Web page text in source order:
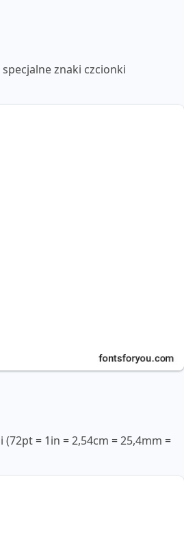
znaki czcionki
= 1in = 2,54cm = 25,4mm =